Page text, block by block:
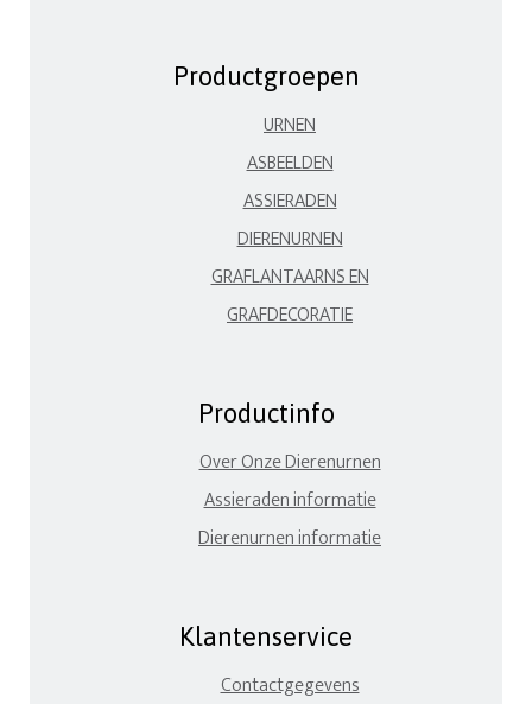
Productgroepen
URNEN
ASBEELDEN
ASSIERADEN
DIERENURNEN
GRAFLANTAARNS EN
GRAFDECORATIE
Productinfo
Over Onze Dierenurnen
Assieraden informatie
Dierenurnen informatie
Klantenservice
Contactgegevens